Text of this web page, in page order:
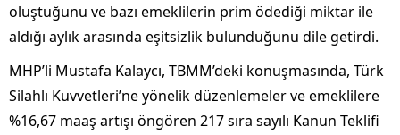
oluştuğunu ve bazı emeklilerin prim ödediği miktar ile
aldığı aylık arasında eşitsizlik bulunduğunu dile getirdi.
MHP’li Mustafa Kalaycı, TBMM’deki konuşmasında, Türk
Silahlı Kuvvetleri’ne yönelik düzenlemeler ve emeklilere
%16,67 maaş artışı öngören 217 sıra sayılı Kanun Teklifi